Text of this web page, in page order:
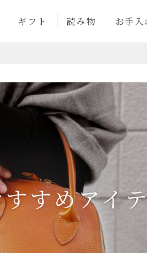
ギフト 読み物 お手入
すめアイ